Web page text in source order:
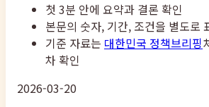
첫 3분 안에 요약과 결론 확인
본문의 숫자, 기간, 조건을 별도로
기준 자료는 대한민국 정책브리핑
차 확인
2026-03-20